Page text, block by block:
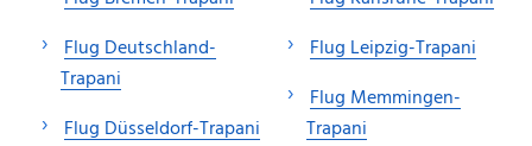
Flug Deutschland-
Trapani
Flug Düsseldorf-Trapani
Flug Leipzig-Trapani
Flug Memmingen-
Trapani